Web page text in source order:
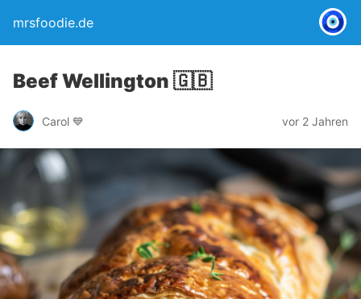
mrsfoodie.de
Beef Wellington 🇬🇧
Carol 💙 vor 2 Jahren